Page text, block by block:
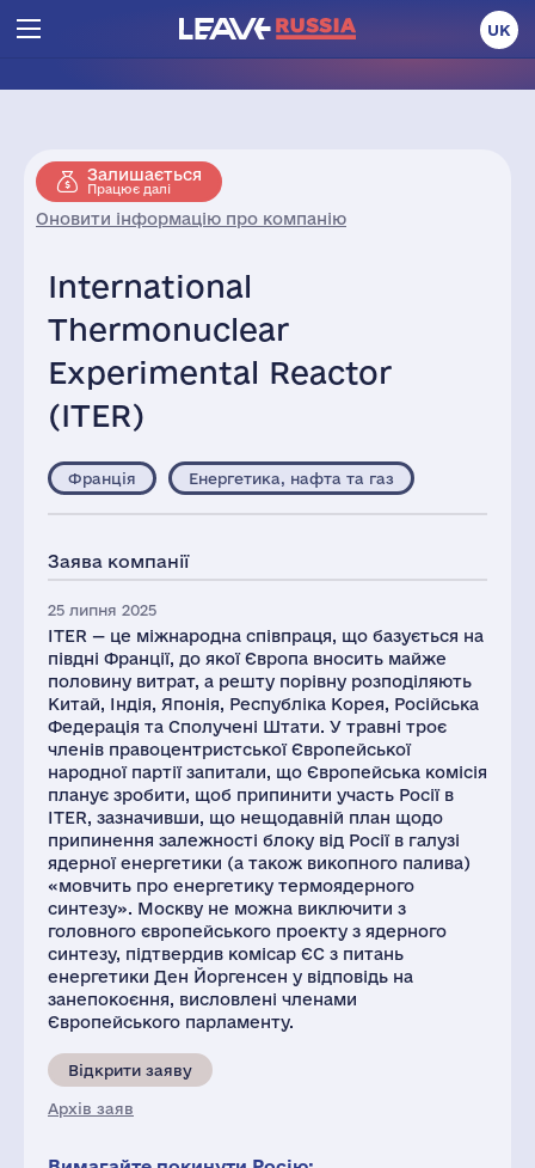
UK
Залишається
Працює далі
Оновити інформацію про компанію
International
Thermonuclear
Experimental Reactor
(ITER)
Франція Енергетика, нафта та газ
Заява компанії
25 липня 2025
ITER — це міжнародна співпраця, що базується на
півдні Франції, до якої Європа вносить майже
половину витрат, а решту порівну розподіляють
Китай, Індія, Японія, Республіка Корея, Російська
Федерація та Сполучені Штати. У травні троє
членів правоцентристської Європейської
народної партії запитали, що Європейська комісія
планує зробити, щоб припинити участь Росії в
ITER, зазначивши, що нещодавній план щодо
припинення залежності блоку від Росії в галузі
ядерної енергетики (а також викопного палива)
«мовчить про енергетику термоядерного
синтезу». Москву не можна виключити з
головного європейського проекту з ядерного
синтезу, підтвердив комісар ЄС з питань
енергетики Ден Йоргенсен у відповідь на
занепокоєння, висловлені членами
Європейського парламенту.
Відкрити заяву
Архів заяв